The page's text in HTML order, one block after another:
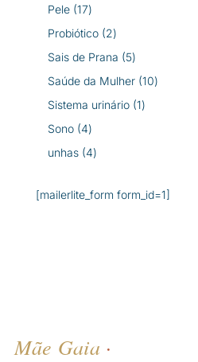
Pele 1717
produtos
Probiótico 22
produtos
Sais de Prana 55
produtos
Saúde da Mulher 1010
Sistema urinário 11
Sono 44
produtos
unhas 44
[mailerlite_form form_id=1]
Mãe Gaia ·